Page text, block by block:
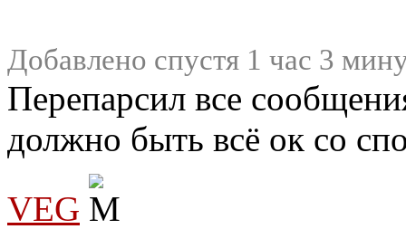
Добавлено спустя 1 час 3
Перепарсил все
должно быть всё ок со
VEG